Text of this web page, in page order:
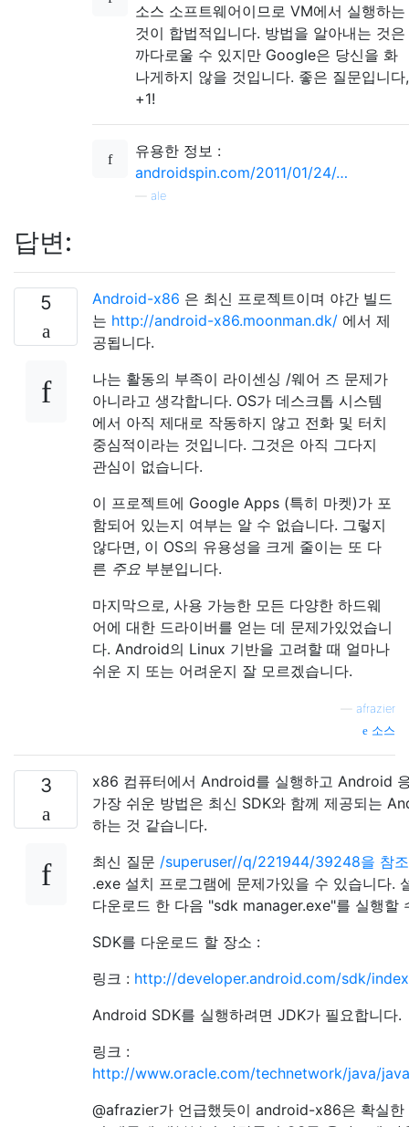
소스 소프트웨어이므로 VM에서 실행하는
것이 합법적입니다. 방법을 알아내는 것은
까다로울 수 있지만 Google은 당신을 화
나게하지 않을 것입니다. 좋은 질문입니다,
+1!
유용한 정보 :
androidspin.com/2011/01/24/…
ale
답변:
5 Android-x86 은 최신 프로젝트이며 야간 빌드
는 http://android-x86.moonman.dk/ 에서 제
공됩니다.
나는 활동의 부족이 라이센싱 /웨어 즈 문제가
아니라고 생각합니다. OS가 데스크톱 시스템
에서 아직 제대로 작동하지 않고 전화 및 터치
중심적이라는 것입니다. 그것은 아직 그다지
관심이 없습니다.
이 프로젝트에 Google Apps (특히 마켓)가 포
함되어 있는지 여부는 알 수 없습니다. 그렇지
않다면, 이 OS의 유용성을 크게 줄이는 또 다
른 주요 부분입니다.
마지막으로, 사용 가능한 모든 다양한 하드웨
어에 대한 드라이버를 얻는 데 문제가있었습니
다. Android의 Linux 기반을 고려할 때 얼마나
쉬운 지 또는 어려운지 잘 모르겠습니다.
afrazier
소스
3
x86 컴퓨터에서 Android를 실행하고 Android
가장 쉬운 방법은 최신 SDK와 함께 제공되는
하는 것 같습니다.
최신 질문 /superuser//q/221944/39248을 참조
.exe 설치 프로그램에 문제가있을 수 있습니다.
다운로드 한 다음 "sdk manager.exe"를 실행할
SDK를 다운로드 할 장소 :
링크 : http://developer.android.com/sdk/
Android SDK를 실행하려면 JDK가 필요합니다.
링크 :
http://www.oracle.com/technetwork/java/
@afrazier가 언급했듯이 android-x86은 확실한